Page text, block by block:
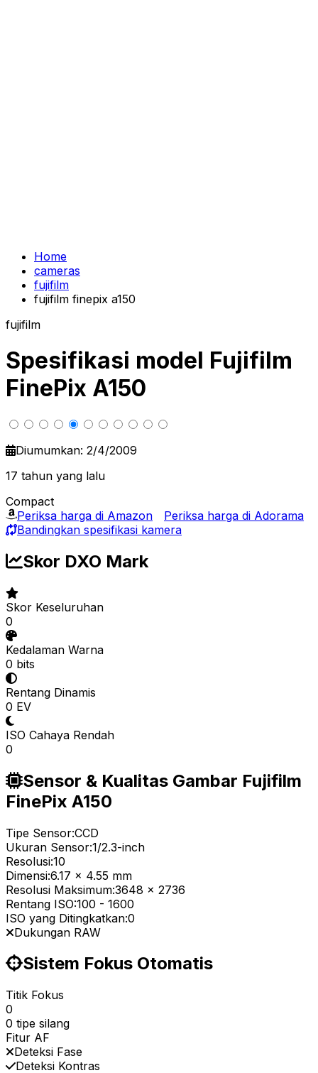
Home
cameras
fujifilm
fujifilm finepix a150
fujifilm
Spesifikasi model Fujifilm
FinePix A150
Diumumkan: 2/4/2009
17 tahun yang lalu
Compact
Periksa harga di Amazon
Periksa harga di Adorama
Bandingkan spesifikasi kamera
Skor DXO Mark
Skor Keseluruhan
0
Kedalaman Warna
0 bits
Rentang Dinamis
0 EV
ISO Cahaya Rendah
0
Sensor & Kualitas Gambar Fujifilm
FinePix A150
Tipe Sensor:CCD
Ukuran Sensor:1/2.3-inch
Resolusi:10
Dimensi:6.17 x 4.55 mm
Resolusi Maksimum:3648 x 2736
Rentang ISO:100 - 1600
ISO yang Ditingkatkan:0
Dukungan RAW
Sistem Fokus Otomatis
Titik Fokus
0
0 tipe silang
Fitur AF
Deteksi Fase
Deteksi Kontras